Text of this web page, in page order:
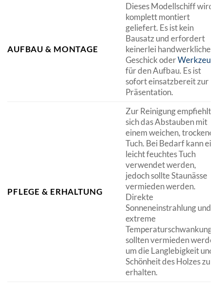
AUFBAU & MONTAGE
Dieses Modellschiff wird
komplett montiert
geliefert. Es ist kein
Bausatz und erfordert
keinerlei handwerkliches
Geschick oderWerkzeug
für den Aufbau. Es ist
sofort einsatzbereit zur
Präsentation.
PFLEGE & ERHALTUNG
Zur Reinigung empfiehlt
sich das Abstauben mit
einem weichen, trockenen
Tuch. Bei Bedarf kann ein
leicht feuchtes Tuch
verwendet werden,
jedoch sollte Staunässe
vermieden werden.
Direkte
Sonneneinstrahlung und
extreme
sollten vermieden
um die Langlebigkeit und
Schönheit des Holzes zu
erhalten.